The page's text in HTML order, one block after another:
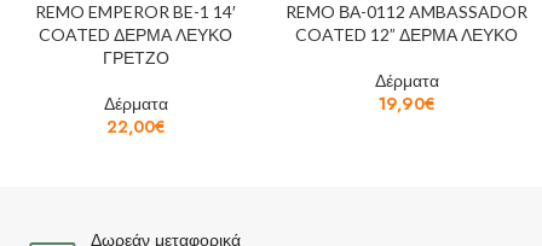
REMO EMPEROR BE-1 14′
COATED ΔΕΡΜΑ ΛΕΥΚΟ
ΓΡΕΤΖΟ
Δέρματα
22,00€
REMO ΒΑ-0112 AMBASSADOR
COATED 12” ΔΕΡΜΑ ΛΕΥΚΟ
Δέρματα
19,90€
Δωρεάν μεταφορικά